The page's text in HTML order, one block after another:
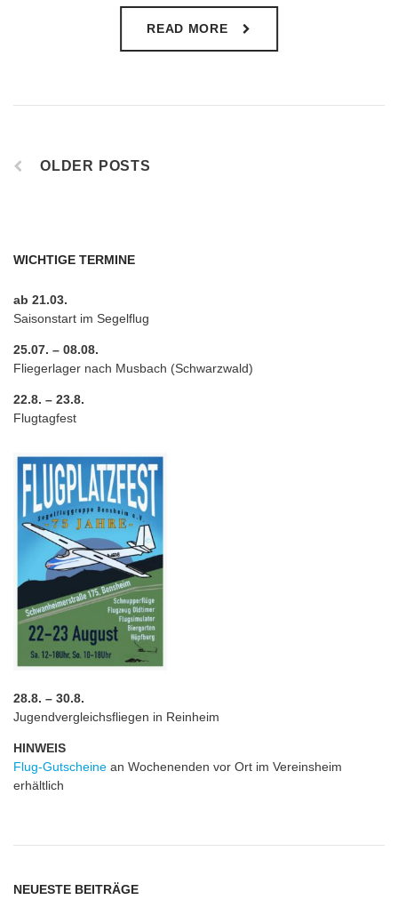
READ MORE
OLDER POSTS
WICHTIGE TERMINE
ab 21.03.
Saisonstart im Segelflug
25.07. – 08.08.
Fliegerlager nach Musbach (Schwarzwald)
22.8. – 23.8.
Flugtagfest
28.8. – 30.8.
Jugendvergleichsfliegen in Reinheim
HINWEIS
Flug-Gutscheine an Wochenenden vor Ort im Vereinsheim
erhältlich
NEUESTE BEITRÄGE